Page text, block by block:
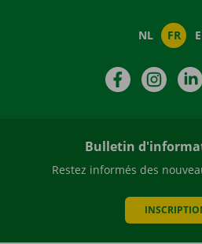
NL FR
Facebook
Bulletin
Restez informés des